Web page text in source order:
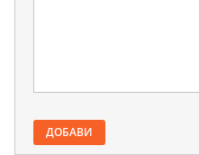
ДОБАВИ